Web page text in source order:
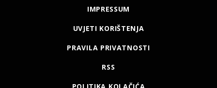
IMPRESSUM
UVJETI KORIŠTENJA
PRAVILA PRIVATNOSTI
RSS